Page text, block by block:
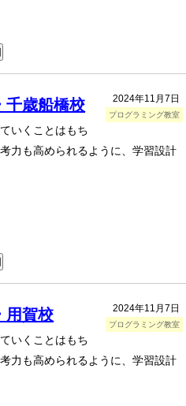
2024年11月7日
プログラミング教室
千歳船橋校
いくことはもち
力も高められるように、学習設計
2024年11月7日
プログラミング教室
用賀校
いくことはもち
力も高められるように、学習設計